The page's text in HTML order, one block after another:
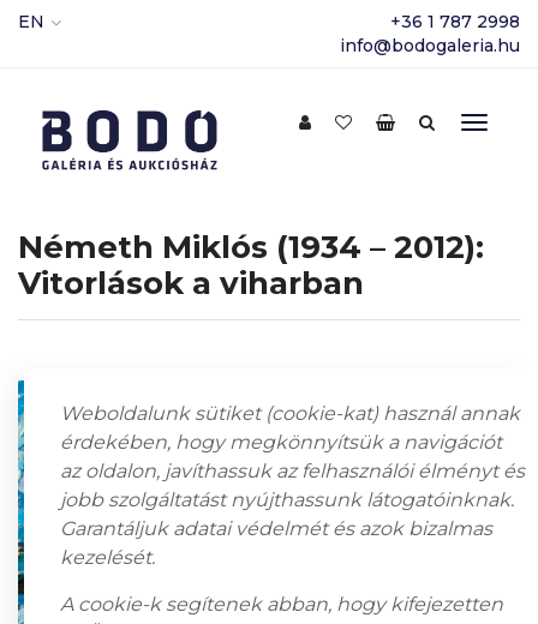
EN
+36 1 787 2998
info@bodogaleria.hu
Németh Miklós (1934 – 2012):
Vitorlások a viharban
Weboldalunk sütiket (cookie-kat) használ annak
érdekében, hogy megkönnyítsük a navigációt
az oldalon, javíthassuk az felhasználói élményt és
jobb szolgáltatást nyújthassunk látogatóinknak.
Garantáljuk adatai védelmét és azok bizalmas
kezelését.
A cookie-k segítenek abban, hogy kifejezetten